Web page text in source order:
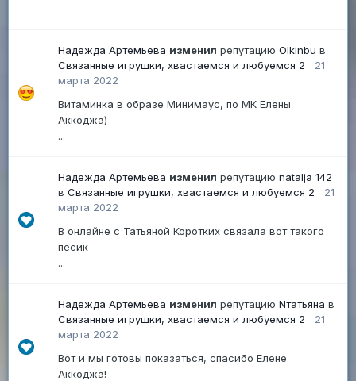
Надежда Артемьева изменил репутацию Olkinbu в
Связанные игрушки, хвастаемся и любуемся 2
21
марта 2022
Витаминка в образе Минимаус, по МК Елены
Аккоджа)
...
Надежда Артемьева изменил репутацию natalja 142
в Связанные игрушки, хвастаемся и любуемся 2
21
марта 2022
В онлайне с Татьяной Коротких связала вот такого
пёсик
...
Надежда Артемьева изменил репутацию Nтатьяна в
Связанные игрушки, хвастаемся и любуемся 2
21
марта 2022
Вот и мы готовы показаться, спасибо Елене
Аккоджа!